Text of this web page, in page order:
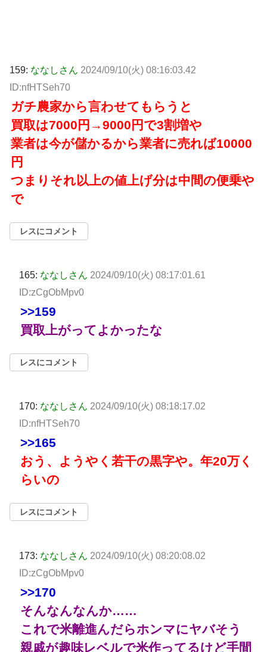
159: ななしさん 2024/09/10(火) 08:16:03.42
ID:nfHTSeh70
ガチ農家から言わせてもらうと
買取は7000円→9000円で3割増や
業者は今が儲かるから業者に売れば10000
円
つまりそれ以上の値上げ分は中間の便乗や
で
レスにコメント
165: ななしさん 2024/09/10(火) 08:17:01.61
ID:zCgObMpv0
>>159
買取上がってよかったな
レスにコメント
170: ななしさん 2024/09/10(火) 08:18:17.02
ID:nfHTSeh70
>>165
おう、ようやく若干の黒字や。年20万く
らいの
レスにコメント
173: ななしさん 2024/09/10(火) 08:20:08.02
ID:zCgObMpv0
>>170
そんなんなんか……
これで米離進んだらホンマにヤバそう
親戚が趣味レベルで米作ってるけど手間